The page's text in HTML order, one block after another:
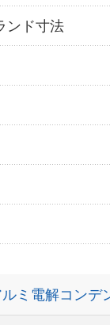
ンド寸法
ルミ電解コンデ